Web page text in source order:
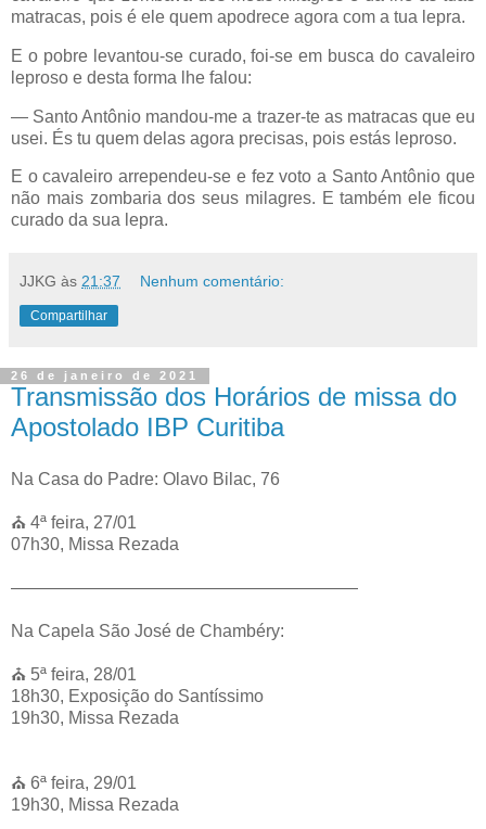
matracas, pois é ele quem apodrece agora com a tua lepra.
E o pobre levantou-se curado, foi-se em busca do cavaleiro
leproso e desta forma lhe falou:
— Santo Antônio mandou-me a trazer-te as matracas que eu
usei. És tu quem delas agora precisas, pois estás leproso.
E o cavaleiro arrependeu-se e fez voto a Santo Antônio que
não mais zombaria dos seus milagres. E também ele ficou
curado da sua lepra.
JJKG às 21:37 Nenhum comentário:
Compartilhar
26 de janeiro de 2021
Transmissão dos Horários de missa do
Apostolado IBP Curitiba
Na Casa do Padre: Olavo Bilac, 76
⛪️ 4ª feira, 27/01
07h30, Missa Rezada
————————————————————
Na Capela São José de Chambéry:
⛪️ 5ª feira, 28/01
18h30, Exposição do Santíssimo
19h30, Missa Rezada
⛪️ 6ª feira, 29/01
19h30, Missa Rezada